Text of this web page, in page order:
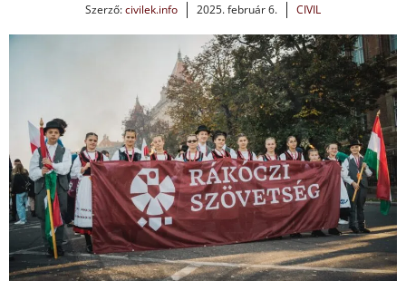
Szerző:civilek.info 2025. február 6. CIVIL